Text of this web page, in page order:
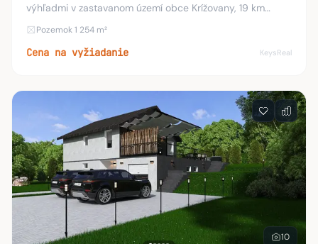
výhľadmi v zastavanom území obce Krížovany, 19 km
Prešova. Výmera pozemku je 1254m2. Ponúkaný svahovitý
Pozemok 1 254 m²
Cena na vyžiadanie KeysReal
10